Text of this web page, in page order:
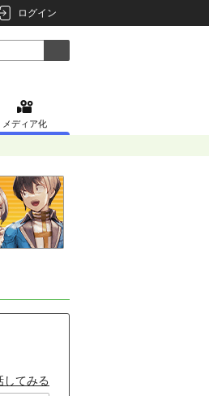
ログイン
メディア化
してみる